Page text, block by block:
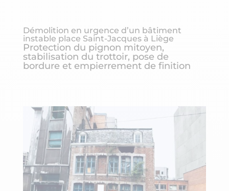
Démolition en urgence d’un bâtiment
instable place Saint-Jacques à Liège
Protection du pignon mitoyen,
stabilisation du trottoir, pose de
bordure et empierrement de finition